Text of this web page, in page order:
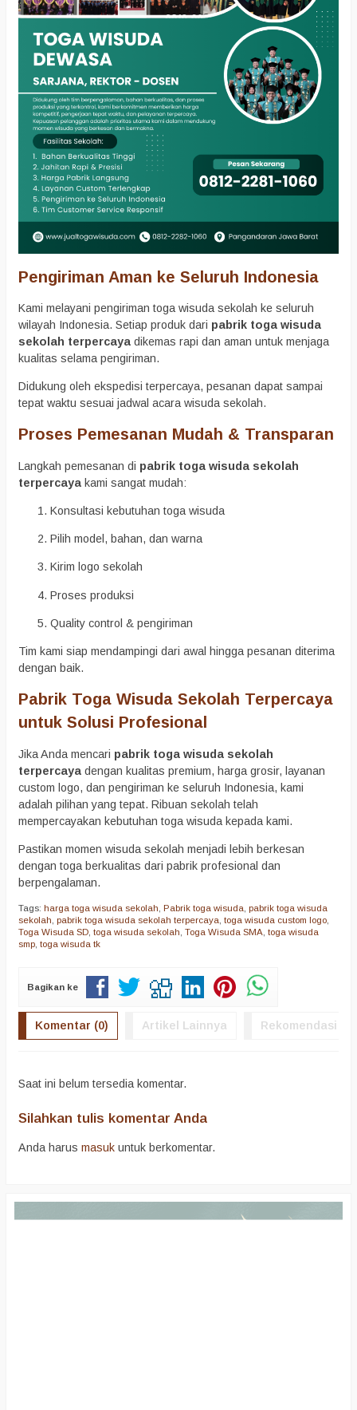
Pengiriman Aman ke Seluruh Indonesia
Kami melayani pengiriman toga wisuda sekolah ke seluruh
wilayah Indonesia. Setiap produk dari pabrik toga wisuda
sekolah terpercaya dikemas rapi dan aman untuk menjaga
kualitas selama pengiriman.
Didukung oleh ekspedisi terpercaya, pesanan dapat sampai
tepat waktu sesuai jadwal acara wisuda sekolah.
Proses Pemesanan Mudah & Transparan
Langkah pemesanan di pabrik toga wisuda sekolah
terpercaya kami sangat mudah:
Konsultasi kebutuhan toga wisuda
Pilih model, bahan, dan warna
Kirim logo sekolah
Proses produksi
Quality control & pengiriman
Tim kami siap mendampingi dari awal hingga pesanan diterima
dengan baik.
Pabrik Toga Wisuda Sekolah Terpercaya
untuk Solusi Profesional
Jika Anda mencari pabrik toga wisuda sekolah
terpercaya dengan kualitas premium, harga grosir, layanan
custom logo, dan pengiriman ke seluruh Indonesia, kami
adalah pilihan yang tepat. Ribuan sekolah telah
mempercayakan kebutuhan toga wisuda kepada kami.
Pastikan momen wisuda sekolah menjadi lebih berkesan
dengan toga berkualitas dari pabrik profesional dan
berpengalaman.
Tags: harga toga wisuda sekolah Pabrik toga wisuda pabrik toga wisuda
sekolah pabrik toga wisuda sekolah terpercaya toga wisuda custom logo
Toga Wisuda SD toga wisuda sekolah Toga Wisuda SMA toga wisuda
smp toga wisuda tk
Bagikan ke
Komentar (0) Artikel Lainnya Rekomendasi
Saat ini belum tersedia komentar.
Silahkan tulis komentar Anda
Anda harus masuk untuk berkomentar.